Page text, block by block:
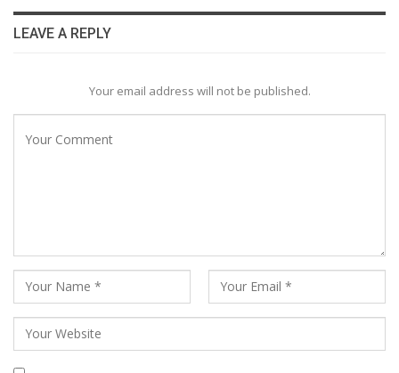
LEAVE A REPLY
Your email address will not be published.